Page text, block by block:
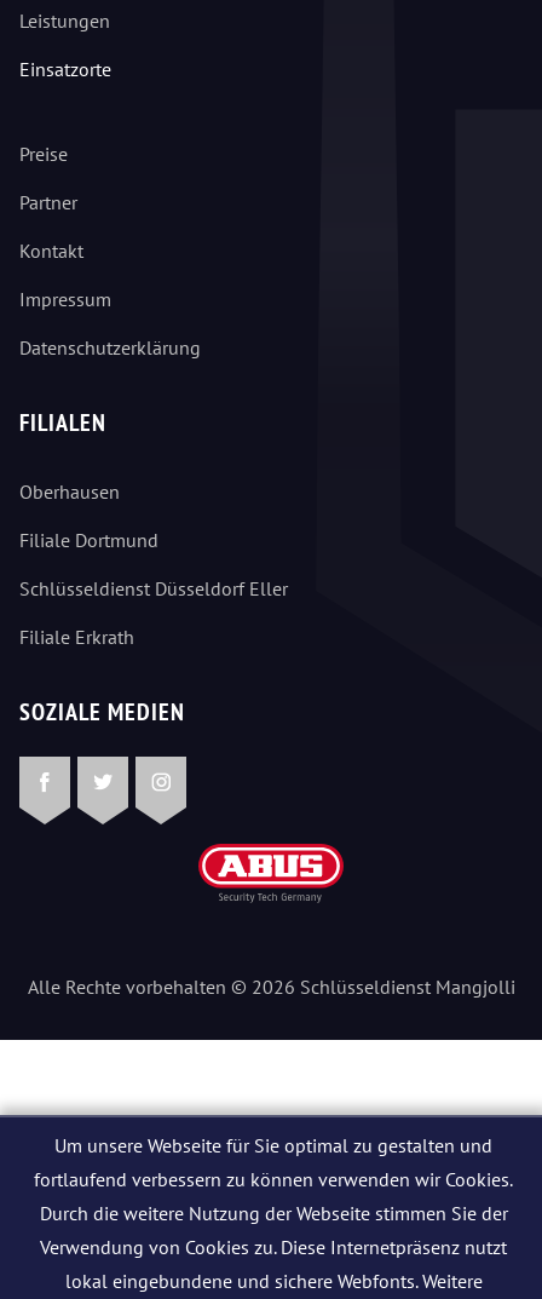
Leistungen
Einsatzorte
Preise
Partner
Kontakt
Impressum
Datenschutzerklärung
FILIALEN
Oberhausen
Filiale Dortmund
Schlüsseldienst Düsseldorf Eller
Filiale Erkrath
SOZIALE MEDIEN
FacebookTwitterInstagram
Alle Rechte vorbehalten © 2026 Schlüsseldienst Mangjolli
Um unsere Webseite für Sie optimal zu gestalten und
fortlaufend verbessern zu können verwenden wir Cookies.
Durch die weitere Nutzung der Webseite stimmen Sie der
Verwendung von Cookies zu. Diese Internetpräsenz nutzt
lokal eingebundene und sichere Webfonts. Weitere